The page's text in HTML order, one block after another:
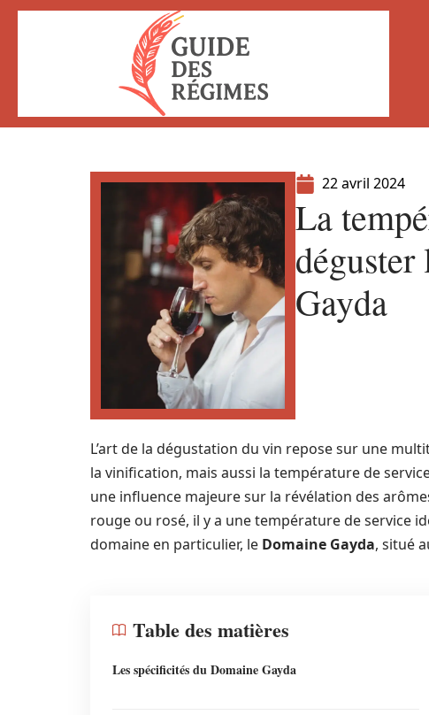
22 avril 2024
La
Gayda
L’art de la dégustation du vin repose sur une
la vinification, mais aussi la température de
une influence majeure sur la révélation des
rouge ou rosé, il y a une température de service
domaine en particulier, le Domaine Gayda, situé
Table des matières
Les spécificités du Domaine Gayda